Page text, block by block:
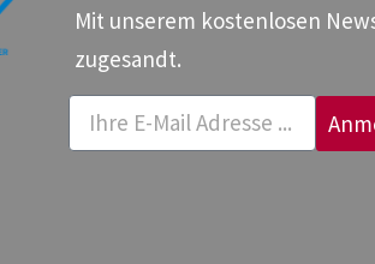
Mit unserem kostenlosen
zugesandt.